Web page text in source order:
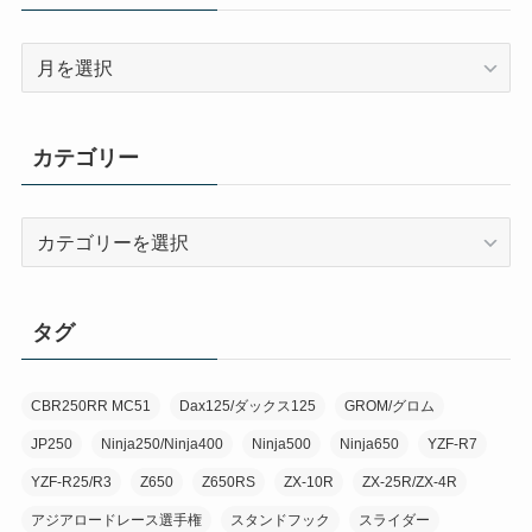
カテゴリー
ー
タグ
CBR250RR MC51 Dax125/ダックス125 GROM/グロム
JP250 Ninja250/Ninja400 Ninja500 Ninja650 YZF-R7
YZF-R25/R3 Z650 Z650RS ZX-10R ZX-25R/ZX-4R
アジアロードレース選手権 スタンドフック スライダー